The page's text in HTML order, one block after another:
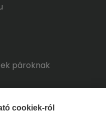
pároknak
előzd meg a
még eszedbe jutott
cookiek-ról